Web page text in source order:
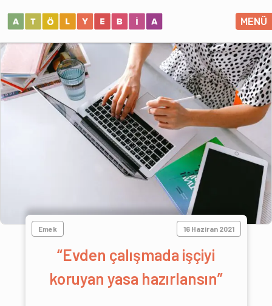
MENÜ
Emek 16 Haziran 2021
“Evden çalışmada işçiyi
koruyan yasa hazırlansın”